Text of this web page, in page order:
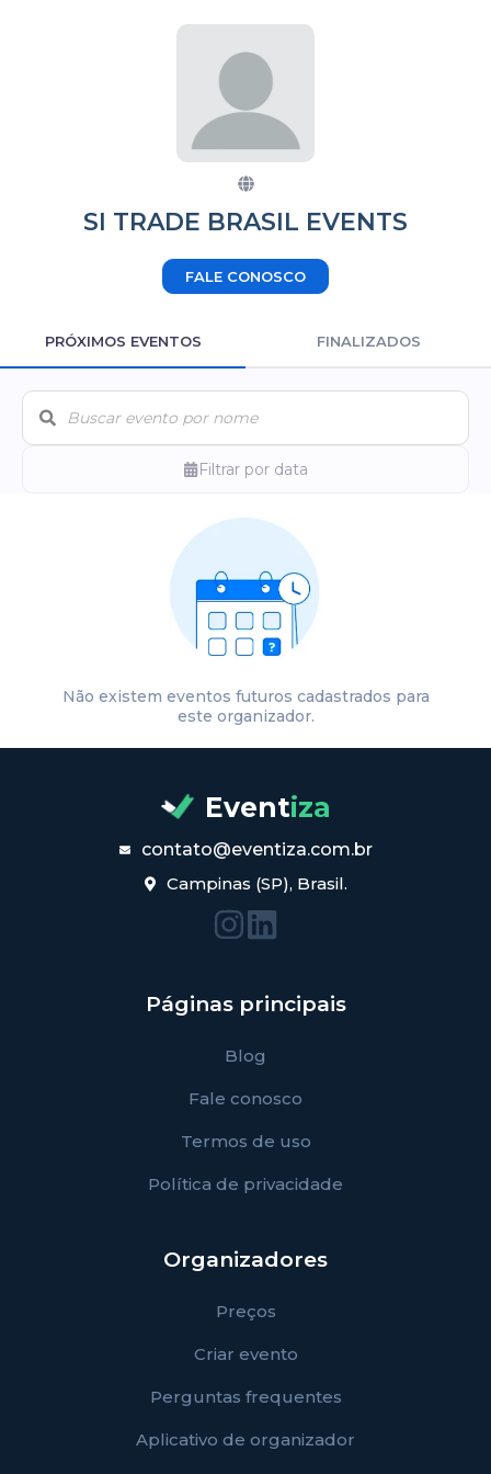
SI TRADE BRASIL EVENTS
FALE CONOSCO
PRÓXIMOS EVENTOS FINALIZADOS
Filtrar por data
Não existem eventos futuros cadastrados para
este organizador.
Eventiza
contato@eventiza.com.br
Campinas (SP), Brasil.
Páginas principais
Blog
Fale conosco
Termos de uso
Política de privacidade
Organizadores
Preços
Criar evento
Perguntas frequentes
Aplicativo de organizador